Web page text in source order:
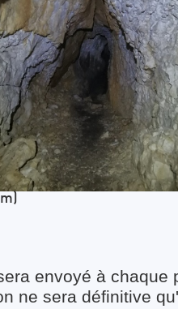
envoyé à chaque
ne sera définitive